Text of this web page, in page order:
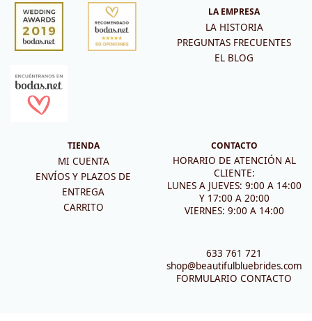
LA EMPRESA
LA HISTORIA
PREGUNTAS FRECUENTES
EL BLOG
TIENDA
MI CUENTA
ENVÍOS Y PLAZOS DE
ENTREGA
CARRITO
CONTACTO
HORARIO DE ATENCIÓN AL
CLIENTE:
LUNES A JUEVES: 9:00 A 14:00
Y 17:00 A 20:00
VIERNES: 9:00 A 14:00
633 761 721
shop@beautifulbluebrides.com
FORMULARIO CONTACTO